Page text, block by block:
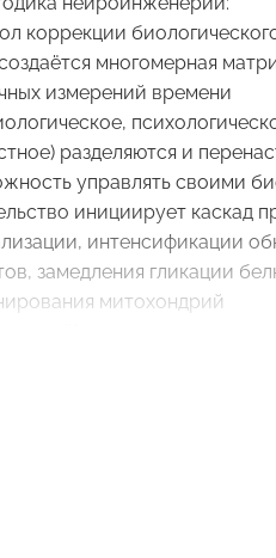
коррекции
многомерная
измерений времени
разделяются и
управлять своими
инициирует каскад
интенсификации
замедления гликации
митохондрий